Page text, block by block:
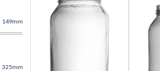
149mm
325mm